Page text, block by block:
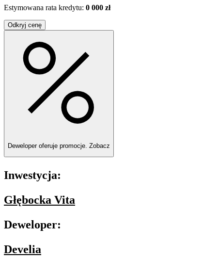
Estymowana rata kredytu: 0 000 zł
Odkryj cenę
Deweloper oferuje promocje. Zobacz
Inwestycja:
Głębocka Vita
Deweloper:
Develia